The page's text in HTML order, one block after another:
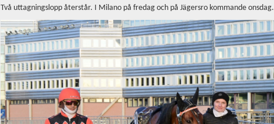
Två uttagningslopp återstår. I Milano på fredag och på Jägersro kommande onsdag.